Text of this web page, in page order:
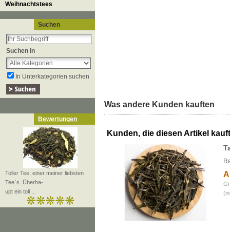
Weihnachtstees
Suchen
Suchen in
In Unterkategorien suchen
Bewertungen
Toller Tee, einer meiner liebsten
Tee`s. Überha-
upt ein toll ..
Was andere Kunden kauften
Kunden, die diesen Artikel